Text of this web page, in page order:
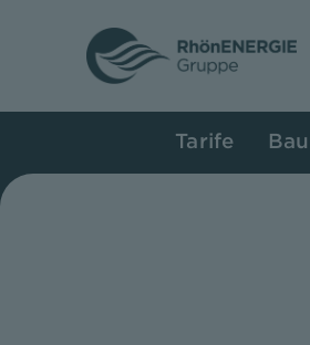
springen
Tarife